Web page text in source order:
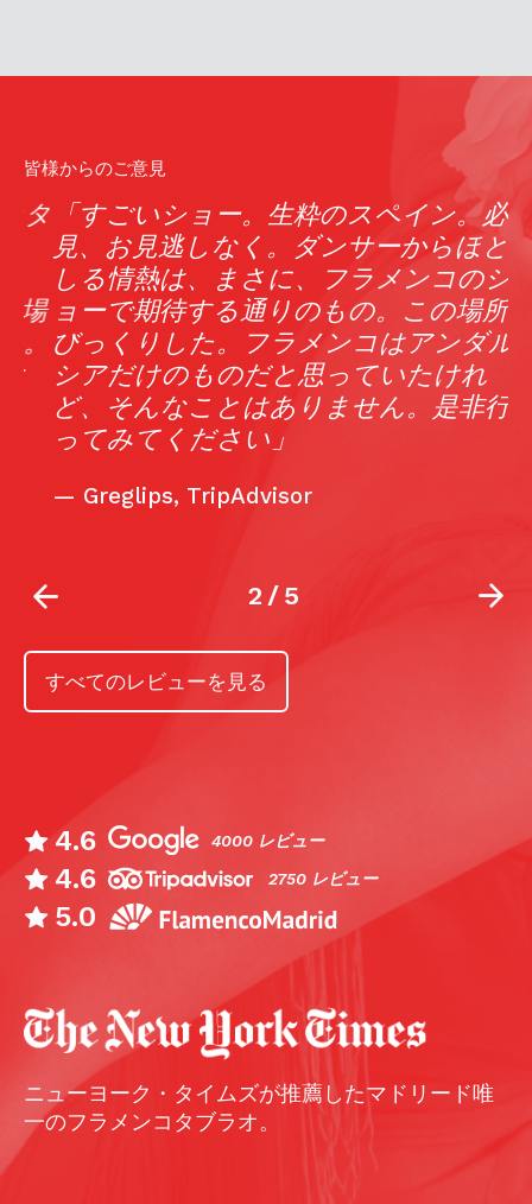
皆様からのご意見
「すごいショー。生粋のスペイン。必
見、お見逃しなく。ダンサーからほとば
しる情熱は、まさに、フラメンコのシ
ョーで期待する通りのもの。この場所に
びっくりした。フラメンコはアンダル
シアだけのものだと思っていたけれ
ど、そんなことはありません。是非行
ってみてください」
Greglips, TripAdvisor
2/5
すべてのレビューを見る
4.6 4000 レビュー
4.6 2750 レビュー
5.0
ニューヨーク・タイムズが推薦したマドリード唯
一のフラメンコタブラオ。